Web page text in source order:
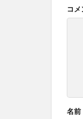
コメ
名前